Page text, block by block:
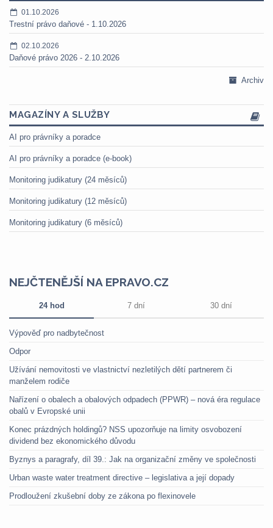
01.10.2026
Trestní právo daňové - 1.10.2026
02.10.2026
Daňové právo 2026 - 2.10.2026
Archiv
MAGAZÍNY A SLUŽBY
AI pro právníky a poradce
AI pro právníky a poradce (e-book)
Monitoring judikatury (24 měsíců)
Monitoring judikatury (12 měsíců)
Monitoring judikatury (6 měsíců)
NEJČTENĚJŠÍ NA EPRAVO.CZ
24 hod 7 dní 30 dní
Výpověď pro nadbytečnost
Odpor
Užívání nemovitosti ve vlastnictví nezletilých dětí partnerem či
manželem rodiče
Nařízení o obalech a obalových odpadech (PPWR) – nová éra regulace
obalů v Evropské unii
Konec prázdných holdingů? NSS upozorňuje na limity osvobození
dividend bez ekonomického důvodu
Byznys a paragrafy, díl 39.: Jak na organizační změny ve společnosti
Urban waste water treatment directive – legislativa a její dopady
Prodloužení zkušební doby ze zákona po flexinovele